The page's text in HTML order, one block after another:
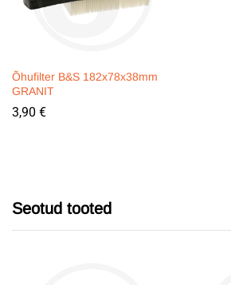
Õhufilter B&S 182x78x38mm
GRANIT
3,90 €
Seotud tooted